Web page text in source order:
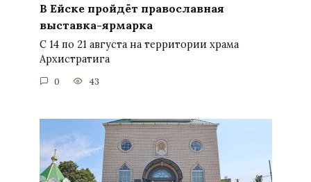
В Ейске пройдёт православная
выставка-ярмарка
С 14 по 21 августа на территории храма
Архистратига
0 43